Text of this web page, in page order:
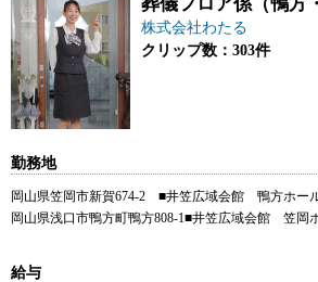
株式会社わたる
クリップ数：303件
勤務地
岡山県笠岡市新賀674-2 ■井笠広域会館 鴨方ホ
岡山県浅口市鴨方町鴨方808-1■井笠広域会館 笠岡
給与